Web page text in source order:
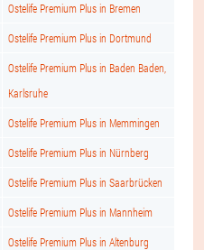
Ostelife Premium Plus in Bremen
Ostelife Premium Plus in Dortmund
Ostelife Premium Plus in Baden Baden,
Karlsruhe
Ostelife Premium Plus in Memmingen
Ostelife Premium Plus in Nürnberg
Ostelife Premium Plus in Saarbrücken
Ostelife Premium Plus in Mannheim
Ostelife Premium Plus in Altenburg